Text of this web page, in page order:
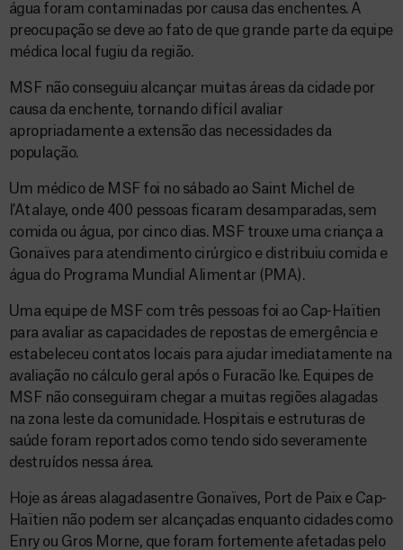
água foram contaminadas por causa das enchentes. A
preocupação se deve ao fato de que grande parte da equipe
médica local fugiu da região.
MSF não conseguiu alcançar muitas áreas da cidade por
causa da enchente, tornando difícil avaliar
apropriadamente a extensão das necessidades da
população.
Um médico de MSF foi no sábado ao Saint Michel de
I'Atalaye, onde 400 pessoas ficaram desamparadas, sem
comida ou água, por cinco dias. MSF trouxe uma criança a
Gonaïves para atendimento cirúrgico e distribuiu comida e
água do Programa Mundial Alimentar (PMA).
Uma equipe de MSF com três pessoas foi ao Cap-Haïtien
para avaliar as capacidades de repostas de emergência e
estabeleceu contatos locais para ajudar imediatamente na
avaliação no cálculo geral após o Furacão Ike. Equipes de
MSF não conseguiram chegar a muitas regiões alagadas
na zona leste da comunidade. Hospitais e estruturas de
saúde foram reportados como tendo sido severamente
destruídos nessa área.
Hoje as áreas alagadasentre Gonaïves, Port de Paix e Cap-
Haïtien não podem ser alcançadas enquanto cidades como
Enry ou Gros Morne, que foram fortemente afetadas pelo